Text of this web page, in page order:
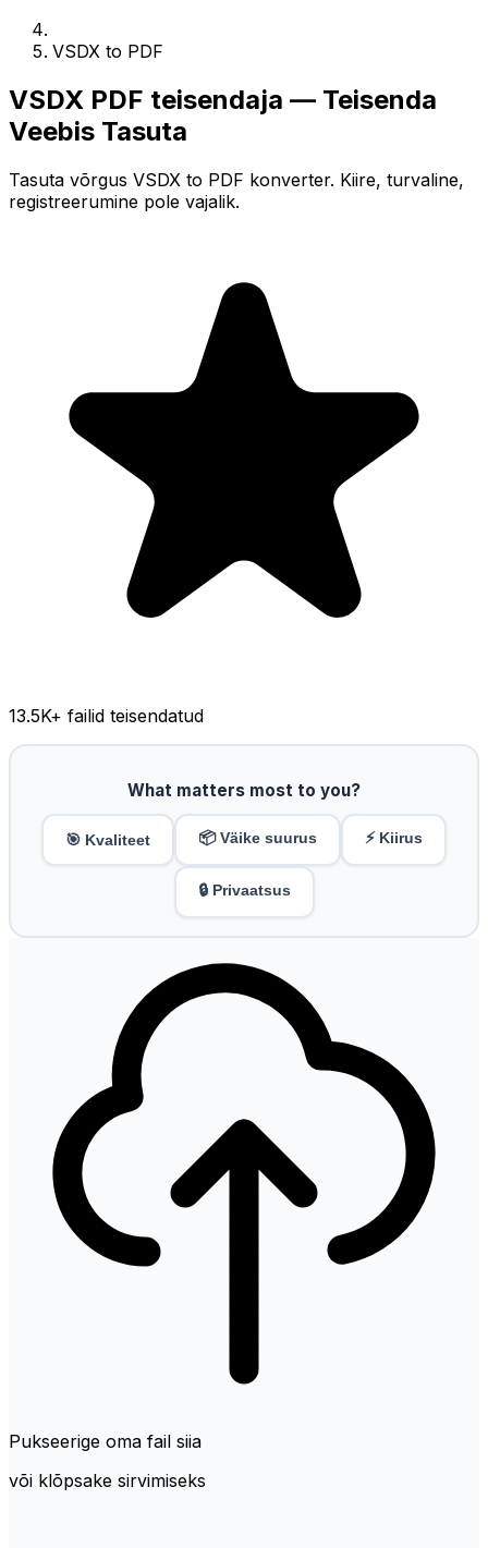
VSDX to PDF
VSDX PDF teisendaja — Teisenda
Veebis Tasuta
Tasuta võrgus VSDX to PDF konverter. Kiire, turvaline,
registreerumine pole vajalik.
13.5K+ failid teisendatud
What matters most to you?
🎯 Kvaliteet 📦 Väike suurus ⚡ Kiirus
🔒 Privaatsus
Pukseerige oma fail siia
või klõpsake sirvimiseks